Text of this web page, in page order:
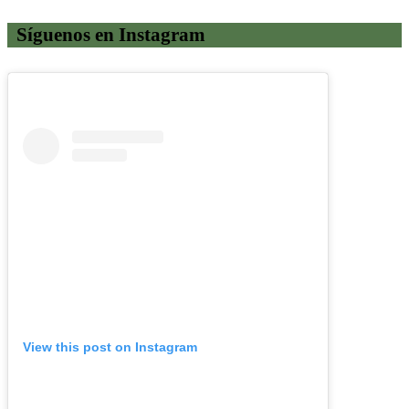
Síguenos en Instagram
View this post on Instagram